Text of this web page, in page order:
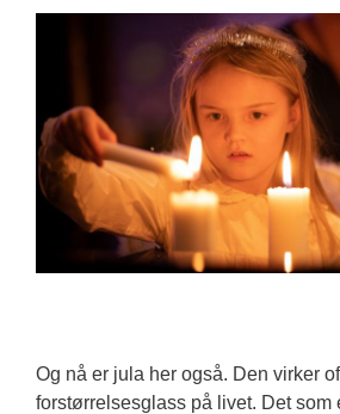
Og nå er jula her også. Den virker
forstørrelsesglass på livet. Det som